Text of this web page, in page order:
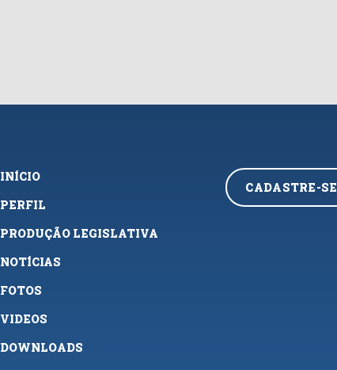
INÍCIO
PERFIL
PRODUÇÃO LEGISLATIVA
NOTÍCIAS
FOTOS
VIDEOS
DOWNLOADS
CADASTRE-SE